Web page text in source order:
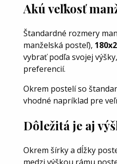
Akú veľkosť
Štandardné rozmery
manželská posteľ),
vybrať podľa svojej výšky,
preferencií.
Okrem postelí so
vhodné napríklad pre
Dôležitá je aj
Okrem šírky a dĺžky